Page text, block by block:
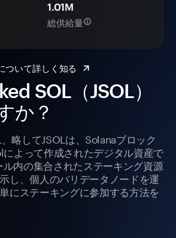
SOL（JSOL）
か？
略してJSOLは、Solanaブロック
によって作成されたデジタル資産で
内の集合されたステーキング資源
し、個人のバリデータノードを運
にステーキングに参加する方法を
1.01M
総供給量
ついて詳しく知る